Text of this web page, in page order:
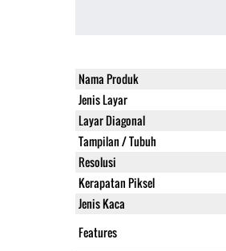
Nama Produk
Jenis Layar
Layar Diagonal
Tampilan / Tubuh
Resolusi
Kerapatan Piksel
Jenis Kaca
Features